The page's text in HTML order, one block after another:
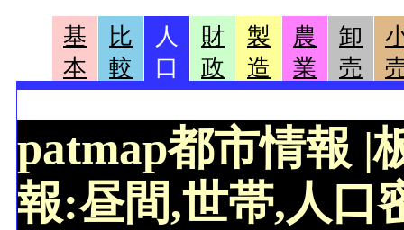
基
本
比
較
人
口
財
政
製
造
農
業
卸
売
patmap都市情報 |
報:昼間,世帯,人口